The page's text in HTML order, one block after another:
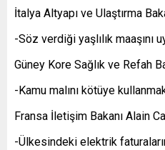
İtalya Altyapı ve Ulaştırma
-Söz verdiği yaşlılık maaşını
Güney Kore Sağlık ve Refah
-Kamu malını kötüye
Fransa İletişim Bakanı Alain
-Ülkesindeki elektrik